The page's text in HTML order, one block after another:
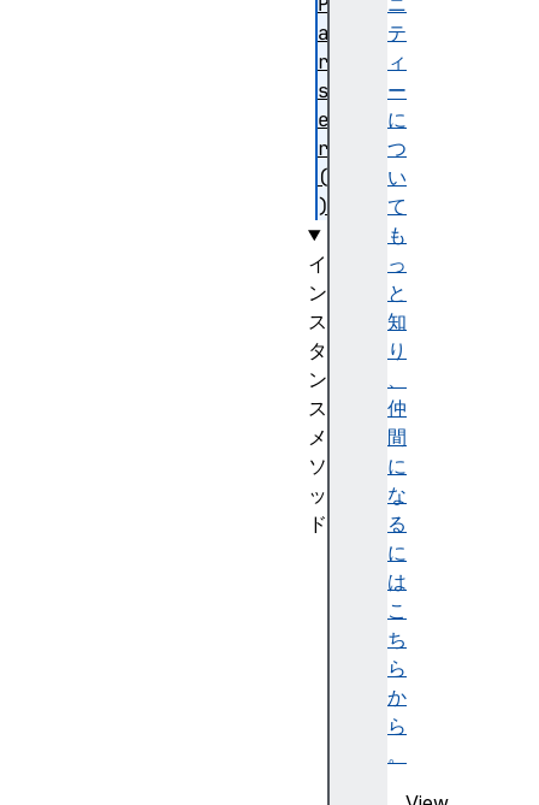
テ
ィ
ー
に
つ
い
て
も
っ
と
知
り
、
仲
間
に
な
る
に
は
こ
ち
ら
か
ら
。
a
r
s
e
r
(
)
イ
ン
ス
タ
ン
ス
メ
ソ
ッ
ド